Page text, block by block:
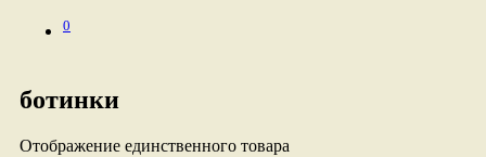
0
ботинки
Отображение единственного товара